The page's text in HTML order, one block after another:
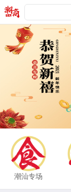
潮汕专场